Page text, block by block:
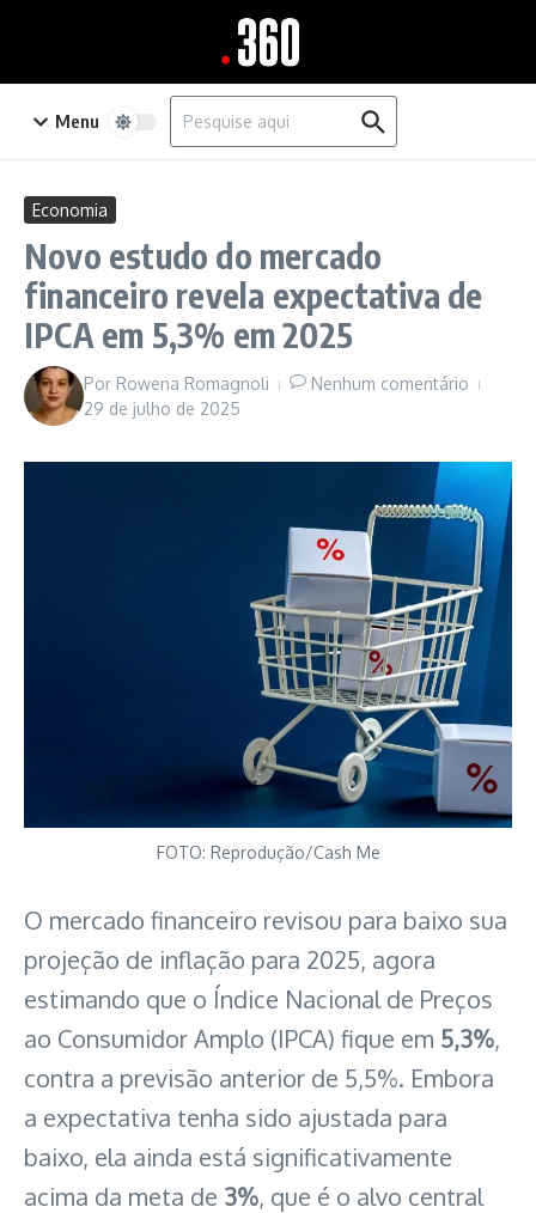
Menu
Procurar por:
Economia
Novo estudo do mercado
financeiro revela expectativa de
IPCA em 5,3% em 2025
Por Rowena Romagnoli
Nenhum comentário
29 de julho de 2025
FOTO: Reprodução/Cash Me
O mercado financeiro revisou para baixo sua
projeção de inflação para 2025, agora
estimando que o Índice Nacional de Preços
ao Consumidor Amplo (IPCA) fique em 5,3%,
contra a previsão anterior de 5,5%. Embora
a expectativa tenha sido ajustada para
baixo, ela ainda está significativamente
acima da meta de 3%, que é o alvo central